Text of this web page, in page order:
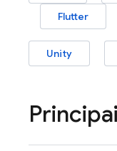
Flutter
Unity